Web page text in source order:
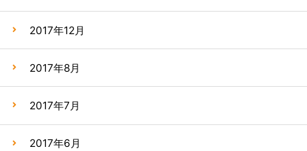
2017年12月
2017年8月
2017年7月
2017年6月